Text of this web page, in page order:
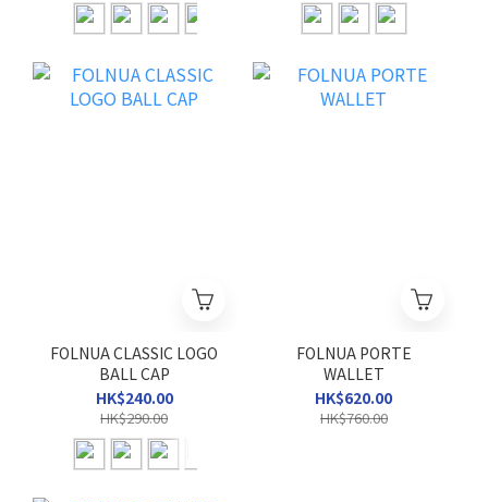
FOLNUA CLASSIC LOGO
BALL CAP
HK$240.00
HK$290.00
FOLNUA PORTE
WALLET
HK$620.00
HK$760.00